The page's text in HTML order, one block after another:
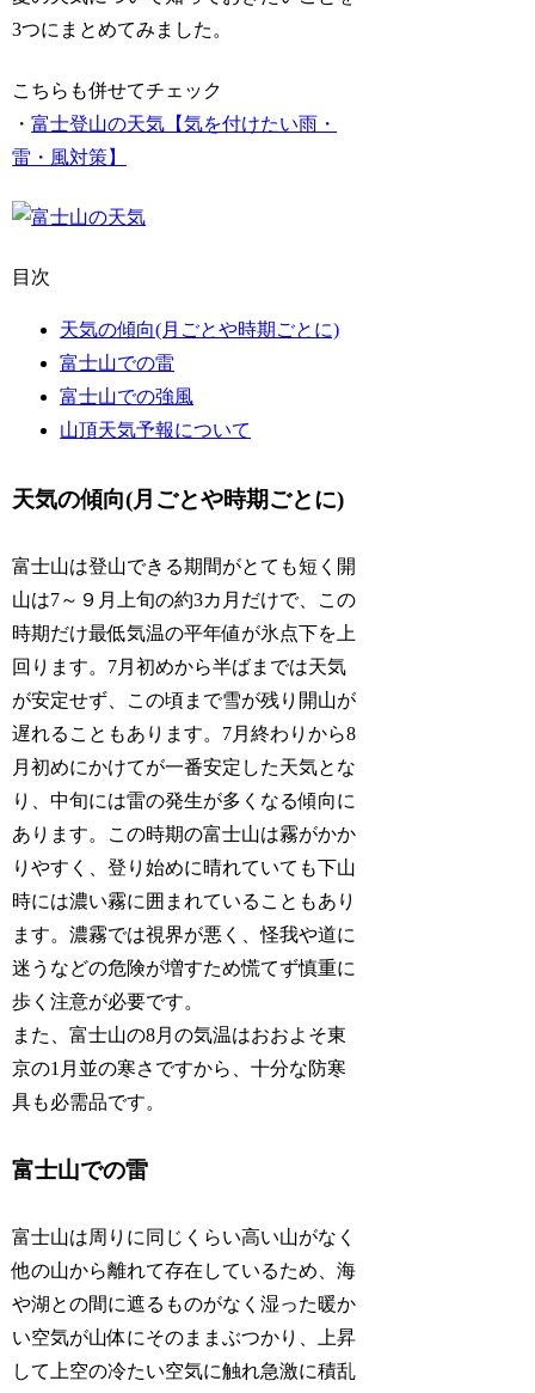
3つにまとめてみました。
こちらも併せてチェック
・富士登山の天気【気を付けたい雨・
雷・風対策】
目次
天気の傾向(月ごとや時期ごとに)
富士山での雷
富士山での強風
山頂天気予報について
天気の傾向(月ごとや時期ごとに)
富士山は登山できる期間がとても短く開
山は7～９月上旬の約3カ月だけで、この
時期だけ最低気温の平年値が氷点下を上
回ります。7月初めから半ばまでは天気
が安定せず、この頃まで雪が残り開山が
遅れることもあります。7月終わりから8
月初めにかけてが一番安定した天気とな
り、中旬には雷の発生が多くなる傾向に
あります。この時期の富士山は霧がかか
りやすく、登り始めに晴れていても下山
時には濃い霧に囲まれていることもあり
ます。濃霧では視界が悪く、怪我や道に
迷うなどの危険が増すため慌てず慎重に
歩く注意が必要です。
また、富士山の8月の気温はおおよそ東
京の1月並の寒さですから、十分な防寒
具も必需品です。
富士山での雷
富士山は周りに同じくらい高い山がなく
他の山から離れて存在しているため、海
や湖との間に遮るものがなく湿った暖か
い空気が山体にそのままぶつかり、上昇
して上空の冷たい空気に触れ急激に積乱